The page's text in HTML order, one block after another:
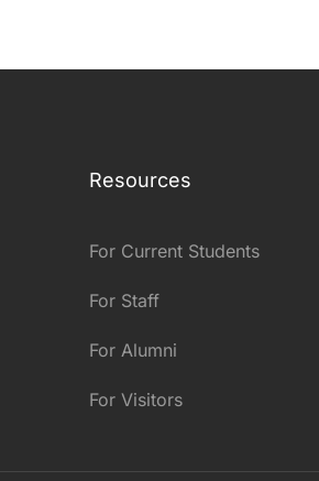
Resources
For Current Students
For Staff
For Alumni
For Visitors